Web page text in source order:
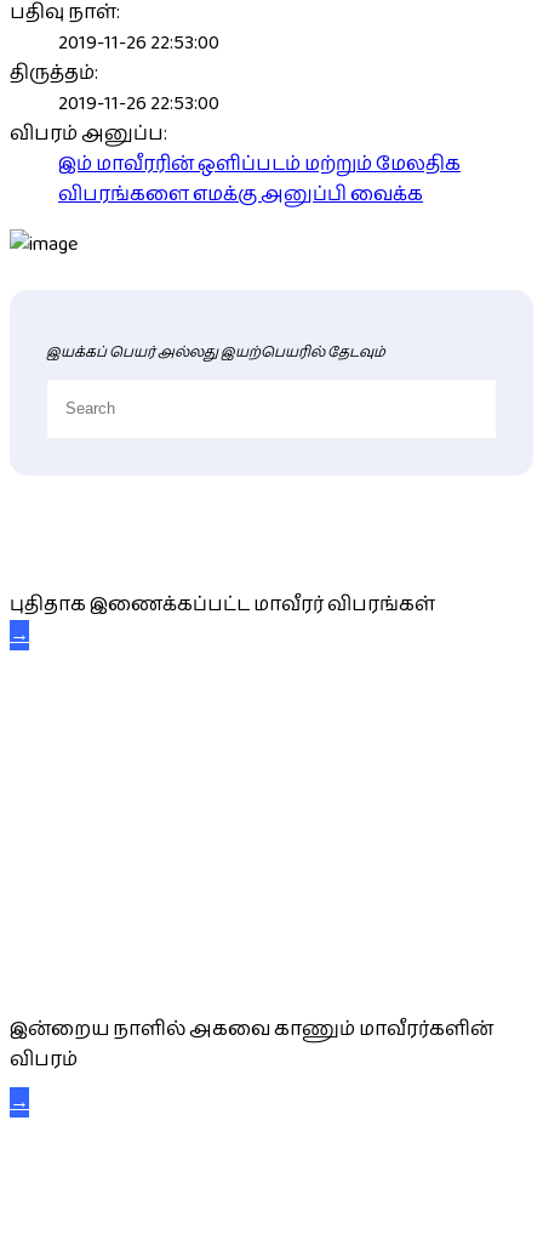
பதிவு நாள்:
2019-11-26 22:53:00
திருத்தம்:
2019-11-26 22:53:00
விபரம் அனுப்ப:
இம் மாவீரரின் ஒளிப்படம் மற்றும் மேலதிக
விபரங்களை எமக்கு அனுப்பி வைக்க
இயக்கப் பெயர் அல்லது இயற்பெயரில் தேடவும்
புதிதாக இணைக்கப்பட்ட மாவீரர் விபரங்கள்
→
இன்றைய நாளில் அகவை காணும் மாவீரர்களின்
விபரம்
→